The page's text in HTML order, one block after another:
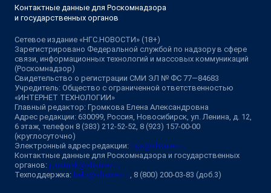
Контактные данные для Роскомнадзора
и государственных органов
Сетевое издание «НГС.НОВОСТИ» (18+)
Зарегистрировано Федеральной службой по надзору в сфере
связи, информационных технологий и массовых коммуникаций
(Роскомнадзор)
Свидетельство о регистрации СМИ ЭЛ № ФС 77—84683
Учредитель: Общество с ограниченной ответственностью
«ИНТЕРНЕТ ТЕХНОЛОГИИ»
Главный редактор: Громкова Елена Александровна
Адрес редакции: 630099, Россия, Новосибирск, ул. Ленина, д. 12,
6 этаж, телефон 8 (383) 212-52-52, 8 (923) 157-00-00
(круглосуточно)
Электронный адрес редакции: ngs@shkulev.ru
Контактные данные для Роскомнадзора и государственных
органов: juristnsk@shkulev.ru
Техподдержка: help@shkulev.ru , 8 (800) 200-03-83 (доб.3)